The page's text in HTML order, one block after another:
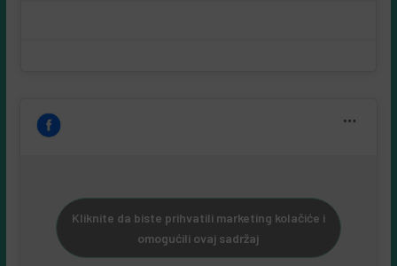
Kliknite da biste prihvatili marketing kolačiće i
omogućili ovaj sadržaj